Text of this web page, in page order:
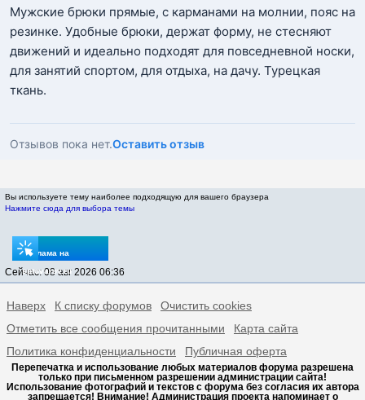
Мужские брюки прямые, с карманами на молнии, пояс на
резинке. Удобные брюки, держат форму, не стесняют
движений и идеально подходят для повседневной носки,
для занятий спортом, для отдыха, на дачу. Турецкая
ткань.
Отзывов пока нет.Оставить отзыв
Вы используете тему наиболее подходящую для вашего браузера
Нажмите сюда для выбора темы
Реклама на
sptovarov.ru
Сейчас: 08 авг 2026 06:36
Наверх К списку форумов
Очистить cookies
Отметить все сообщения прочитанными
Карта сайта
Политика конфиденциальности
Публичная оферта